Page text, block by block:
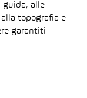
guida, alle
topografia e
garantiti